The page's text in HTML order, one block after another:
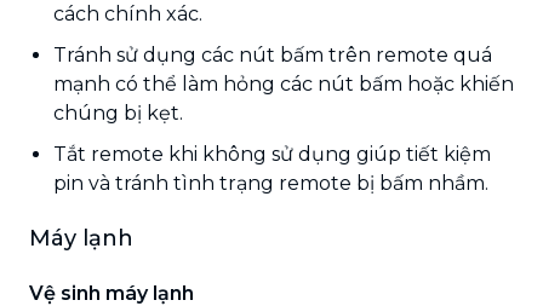
cách chính xác.
Tránh sử dụng các nút bấm trên remote quá
mạnh có thể làm hỏng các nút bấm hoặc khiến
chúng bị kẹt.
Tắt remote khi không sử dụng giúp tiết kiệm
pin và tránh tình trạng remote bị bấm nhầm.
Máy lạnh
Vệ sinh máy lạnh